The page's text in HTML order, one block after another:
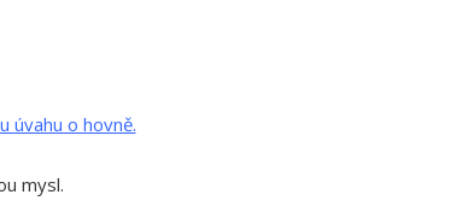
úvahu o hovně.
mysl.